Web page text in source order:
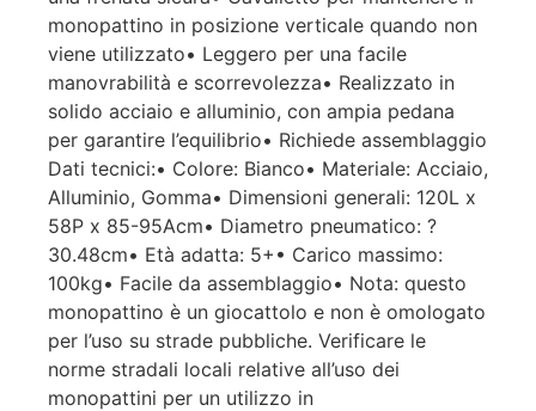
monopattino in posizione verticale quando non
viene utilizzato• Leggero per una facile
manovrabilità e scorrevolezza• Realizzato in
solido acciaio e alluminio, con ampia pedana
per garantire l’equilibrio• Richiede assemblaggio
Dati tecnici:• Colore: Bianco• Materiale: Acciaio,
Alluminio, Gomma• Dimensioni generali: 120L x
58P x 85-95Acm• Diametro pneumatico: ?
30.48cm• Età adatta: 5+• Carico massimo:
100kg• Facile da assemblaggio• Nota: questo
monopattino è un giocattolo e non è omologato
per l’uso su strade pubbliche. Verificare le
norme stradali locali relative all’uso dei
monopattini per un utilizzo in